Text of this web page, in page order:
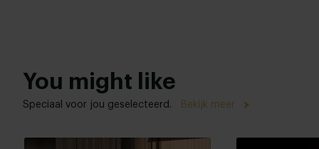
You might like
Speciaal voor jou geselecteerd. Bekijk meer